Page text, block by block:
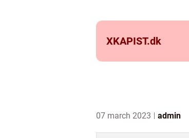
XKAPIST.dk
07 march 2023 admin